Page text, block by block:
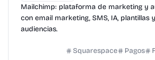
Mailchimp: plataforma de marketing y
con email marketing, SMS, IA, plantillas
audiencias.
Squarespace Pagos